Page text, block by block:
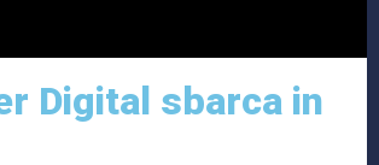
Digital sbarca in